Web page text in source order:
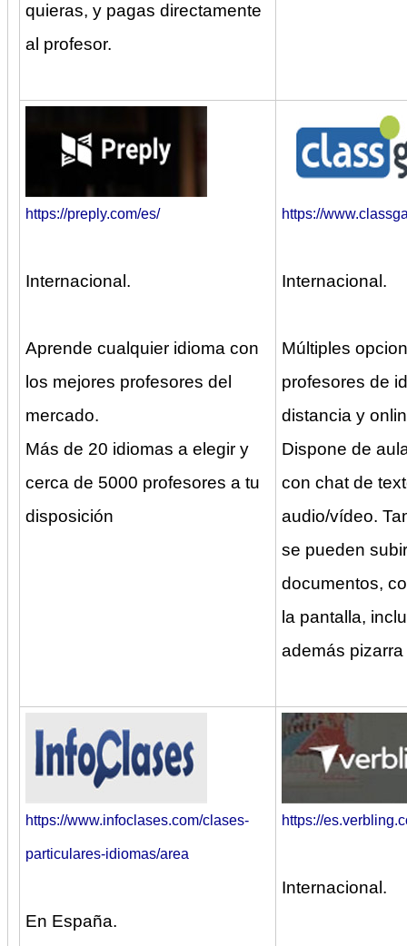
quieras, y pagas directamente
al profesor.
https://preply.com/es/
Internacional.
Aprende cualquier idioma con
los mejores profesores del
mercado.
Más de 20 idiomas a elegir y
cerca de 5000 profesores a tu
disposición
https://
Internacional.
Múltiples
profesores de
distancia y
Dispone de
con chat de
audio/vídeo.
se pueden subir
documentos,
la pantalla,
además pizarra
https://www.infoclases.com/clases-
particulares-idiomas/area
En España.
https://
Internacional.